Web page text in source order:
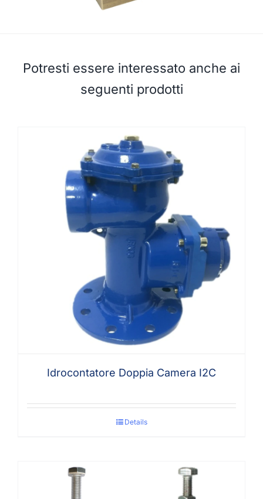
Potresti essere interessato anche ai
seguenti prodotti
Idrocontatore Doppia Camera I2C
Details